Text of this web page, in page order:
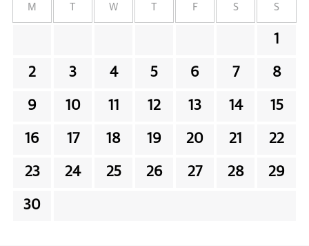
M W F S S
1
2 3 4 5 6 7 8
9 10 11 12 13 14 15
16 17 18 19 20 21 22
23 24 25 26 27 28 29
30